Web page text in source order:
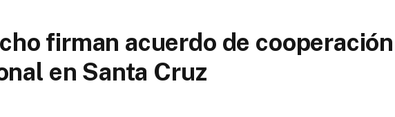
firman acuerdo de cooperación
en Santa Cruz